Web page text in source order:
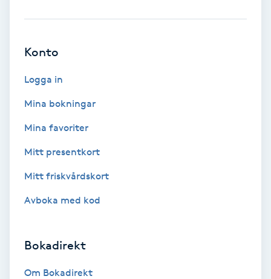
Fotmassage
Fotsvamp
Fransar
Fransförlängning
Konto
Logga in
Mina bokningar
Mina favoriter
Mitt presentkort
Mitt friskvårdskort
Avboka med kod
Bokadirekt
Om Bokadirekt